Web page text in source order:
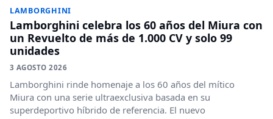
LAMBORGHINI
Lamborghini celebra los 60 años del Miura con
un Revuelto de más de 1.000 CV y solo 99
unidades
3 AGOSTO 2026
Lamborghini rinde homenaje a los 60 años del mítico
Miura con una serie ultraexclusiva basada en su
superdeportivo híbrido de referencia. El nuevo